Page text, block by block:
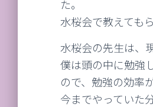
た。
水桜会で教えても
水桜会の先生は、
僕は頭の中に勉強
ので、勉強の効率
今までやっていた